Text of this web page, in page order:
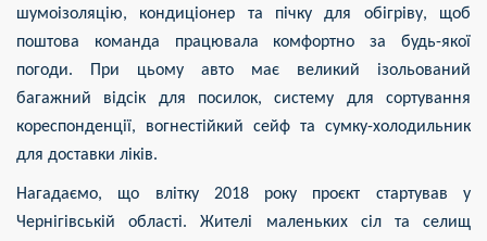
шумоізоляцію, кондиціонер та пічку для обігріву, щоб
поштова команда працювала комфортно за будь-якої
погоди. При цьому авто має великий ізольований
багажний відсік для посилок, систему для сортування
кореспонденції, вогнестійкий сейф та сумку-холодильник
для доставки ліків.
Нагадаємо, що влітку 2018 року проєкт стартував у
Чернігівській області. Жителі маленьких сіл та селищ